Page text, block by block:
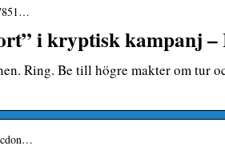
i kryptisk kampanj
Ring. Be till högre makter om tur